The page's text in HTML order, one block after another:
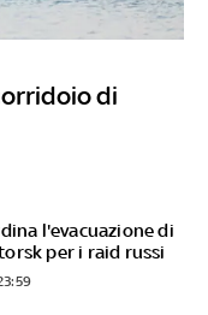
di
l'evacuazione di
per i raid russi